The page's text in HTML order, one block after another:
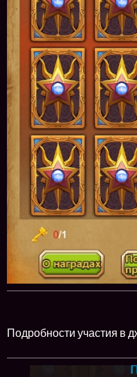
Подробности участия в